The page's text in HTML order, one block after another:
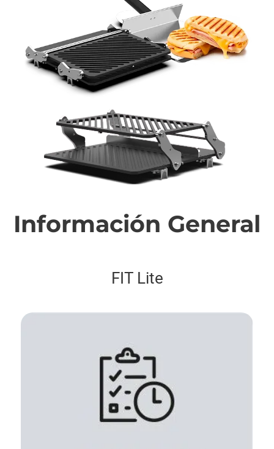
Información General
FIT Lite